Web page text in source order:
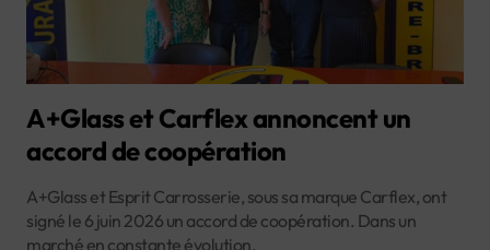
A+Glass et Carflex annoncent un
accord de coopération
A+Glass et Esprit Carrosserie, sous sa marque Carflex, ont
signé le 6 juin 2026 un accord de coopération. Dans un
marché en constante évolution,